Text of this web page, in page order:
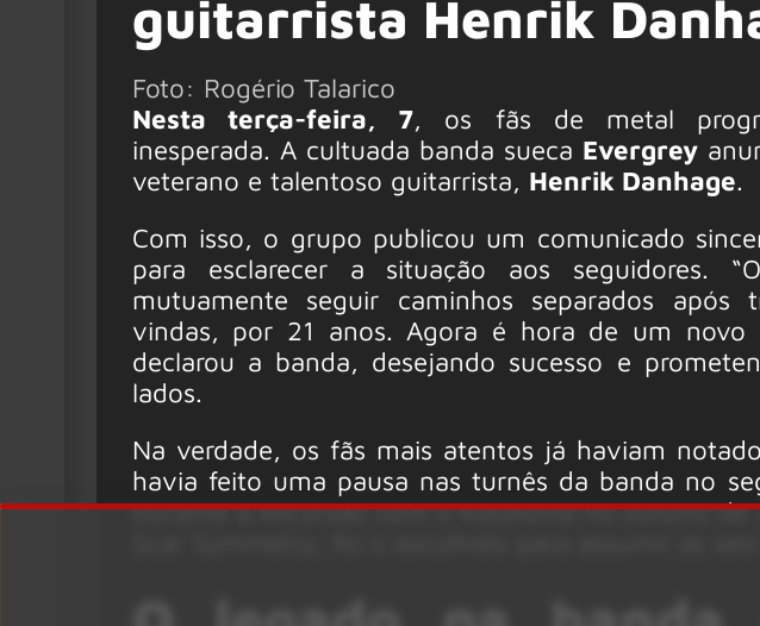
guitarrista Henrik
Foto: Rogério Talarico
Nesta terça-feira, 7, os fãs de metal
inesperada. A cultuada banda sueca Evergrey
veterano e talentoso guitarrista, Henrik Danhage.
Com isso, o grupo publicou um comunicado
para esclarecer a situação aos seguidores.
mutuamente seguir caminhos separados
vindas, por 21 anos. Agora é hora de um novo
declarou a banda, desejando sucesso e
lados.
Na verdade, os fãs mais atentos já haviam
havia feito uma pausa nas turnês da banda no
Durante a excursão com o Katatonia no outono